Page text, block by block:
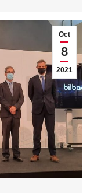
Oct
8
2021